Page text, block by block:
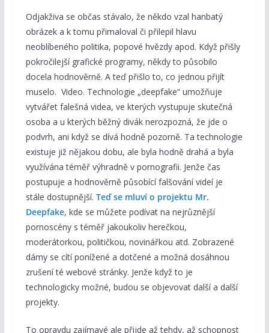
Odjakživa se občas stávalo, že někdo vzal hanbatý
obrázek a k tomu přimaloval či přilepil hlavu
neoblíbeného politika, popové hvězdy apod. Když přišly
pokročilejší grafické programy, někdy to působilo
docela hodnověrně. A teď přišlo to, co jednou přijít
muselo. Video. Technologie „deepfake“ umožňuje
vytvářet falešná videa, ve kterých vystupuje skutečná
osoba a u kterých běžný divák nerozpozná, že jde o
podvrh, ani když se dívá hodně pozorně. Ta technologie
existuje již nějakou dobu, ale byla hodně drahá a byla
využívána téměř výhradně v pornografii. Jenže čas
postupuje a hodnověrně působící falšování videí je
stále dostupnější. Teď se mluví o projektu Mr.
Deepfake, kde se můžete podívat na nejrůznější
pornoscény s téměř jakoukoliv herečkou,
moderátorkou, političkou, novinářkou atd. Zobrazené
dámy se cítí ponížené a dotčené a možná dosáhnou
zrušení té webové stránky. Jenže když to je
technologicky možné, budou se objevovat další a další
projekty.
To opravdu zajímavé ale přijde až tehdy, až schopnost